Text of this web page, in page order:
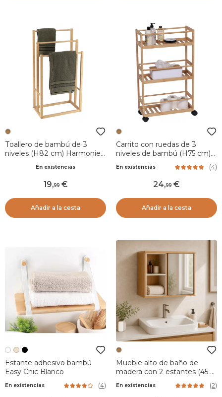
Toallero de bambú de 3
niveles (H82 cm) Harmonie
En existencias
19,99
Añadir a la cesta
Carrito con ruedas de 3
niveles de bambú (H75 cm)
En existencias (4)
24,99
Añadir a la cesta
Estante adhesivo bambú
Easy Chic Blanco
En existencias (4)
Mueble alto de baño de
madera con 2 estantes (45 x
En existencias (2)